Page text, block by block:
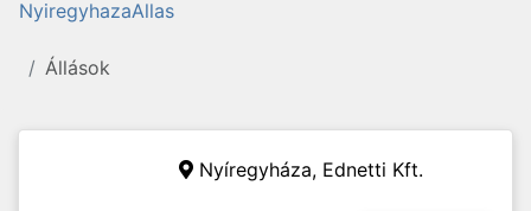
NyiregyhazaAllas
Állások
Nyíregyháza, Ednetti Kft.